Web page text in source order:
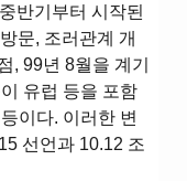
반기부터 시작된
문, 조러관계 개
, 99년 8월을 계기
유럽 등을 포함
이다. 이러한 변
선언과 10.12 조